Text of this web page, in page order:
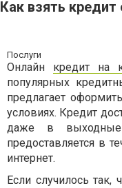
Как взять кредит
Послуги
Онлайн кредит на
популярных
предлагает
условиях. Кредит
даже в выходные
предоставляется в
интернет.
Если случилось так,